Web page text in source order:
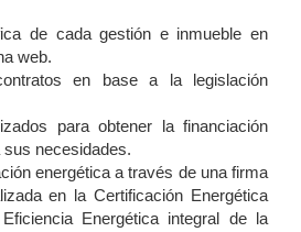
de cada gestión e inmueble en
web.
en base a la legislación
para obtener la financiación
necesidades.
energética a través de una firma
en la Certificación Energética
Energética integral de la